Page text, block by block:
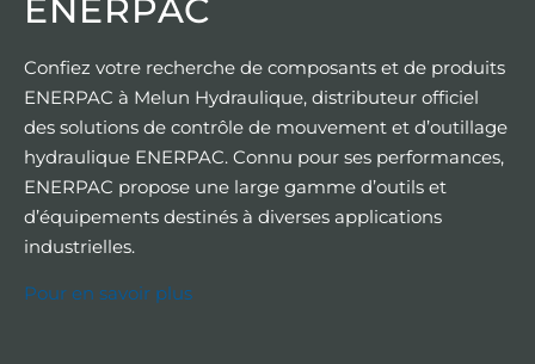
ENERPAC
Confiez votre recherche de composants et de produits
ENERPAC à Melun Hydraulique, distributeur officiel
des solutions de contrôle de mouvement et d’outillage
hydraulique ENERPAC. Connu pour ses performances,
ENERPAC propose une large gamme d’outils et
d’équipements destinés à diverses applications
industrielles.
Pour en savoir plus